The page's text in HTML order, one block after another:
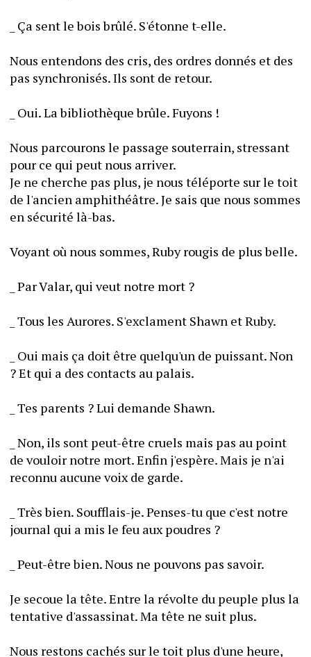
_ Ça sent le bois brûlé. S'étonne t-elle.
Nous entendons des cris, des ordres donnés et des
pas synchronisés. Ils sont de retour.
_ Oui. La bibliothèque brûle. Fuyons !
Nous parcourons le passage souterrain, stressant
pour ce qui peut nous arriver.
Je ne cherche pas plus, je nous téléporte sur le toit
de l'ancien amphithéâtre. Je sais que nous sommes
en sécurité là-bas.
Voyant où nous sommes, Ruby rougis de plus belle.
_ Par Valar, qui veut notre mort ?
_ Tous les Aurores. S'exclament Shawn et Ruby.
_ Oui mais ça doit être quelqu'un de puissant. Non
? Et qui a des contacts au palais.
_ Tes parents ? Lui demande Shawn.
_ Non, ils sont peut-être cruels mais pas au point
de vouloir notre mort. Enfin j'espère. Mais je n'ai
reconnu aucune voix de garde.
_ Très bien. Soufflais-je. Penses-tu que c'est notre
journal qui a mis le feu aux poudres ?
_ Peut-être bien. Nous ne pouvons pas savoir.
Je secoue la tête. Entre la révolte du peuple plus la
tentative d'assassinat. Ma tête ne suit plus.
Nous restons cachés sur le toit plus d'une heure,